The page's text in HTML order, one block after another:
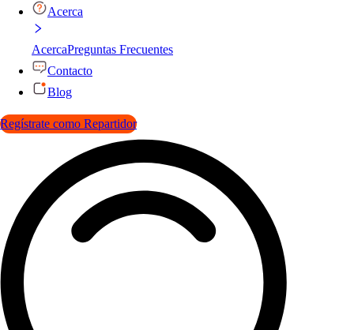
Acerca
AcercaPreguntas Frecuentes
Contacto
Blog
Regístrate como Repartidor